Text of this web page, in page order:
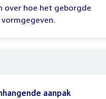
over hoe het geborgde
aanpak